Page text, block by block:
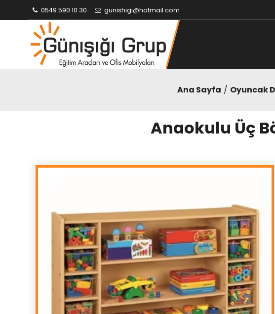
0549 590 10 30 gunishigi@hotmail.com
Ana Sayfa Oyuncak
Anaokulu Üç